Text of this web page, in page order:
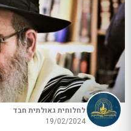
לחלוחית גאולתית חבד
19/02/2024